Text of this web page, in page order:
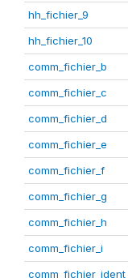
hh_fichier_9
hh_fichier_10
comm_fichier_b
comm_fichier_c
comm_fichier_d
comm_fichier_e
comm_fichier_f
comm_fichier_g
comm_fichier_h
comm_fichier_i
comm_fichier_ident